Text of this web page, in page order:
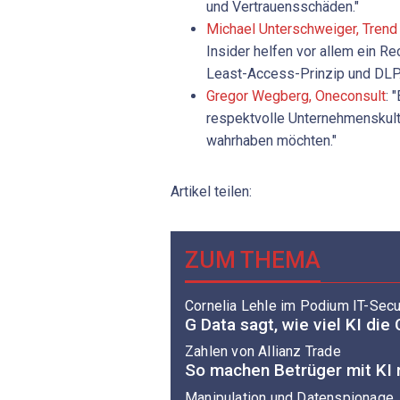
und Vertrauensschäden."
Michael Unterschweiger,
Insider helfen vor allem ein
Least-Access-Prinzip und
Gregor ­Wegberg, Oneconsult:
respektvolle
wahrhaben möchten."
Artikel teilen:
ZUM THEMA
Cornelia Lehle im Podium IT-
G Data sagt, wie viel KI die
Zahlen von Allianz Trade
So machen Betrüger mit KI